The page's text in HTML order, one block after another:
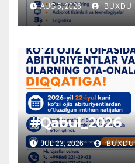
AUG 5, 2026 BUXDU
#Qabul_2026
JUL 23, 2026 BUXDU